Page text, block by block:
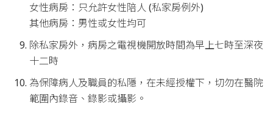
女性病房：只允許女性陪人 (私家房例外)
其他病房：男性或女性均可
除私家房外，病房之電視機開放時間為早上七時至深夜
十二時
為保障病人及職員的私隱，在未經授權下，切勿在醫院
範圍內錄音、錄影或攝影。